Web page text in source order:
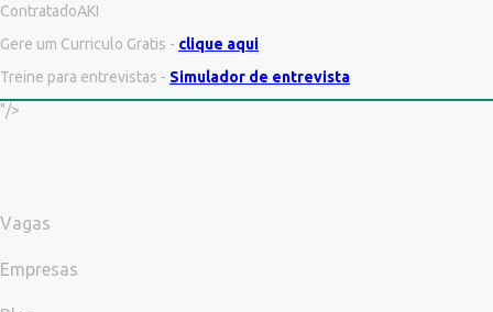
ContratadoAKI
Gere um Curriculo Gratis - clique aqui
Treine para entrevistas - Simulador de entrevista
"/>
Vagas
Empresas